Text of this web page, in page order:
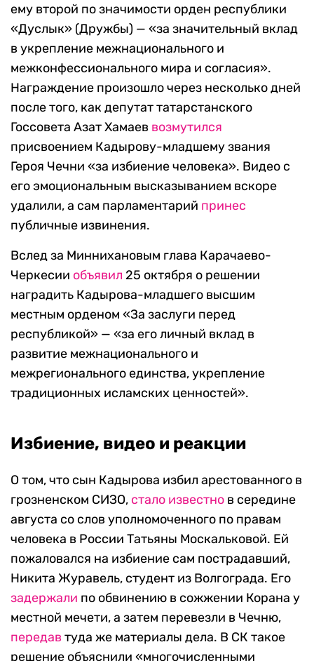
ему второй по значимости орден республики
«Дуслык» (Дружбы) — «за значительный вклад
в укрепление межнационального и
межконфессионального мира и согласия».
Награждение произошло через несколько дней
после того, как депутат татарстанского
Госсовета Азат Хамаев возмутился
присвоением Кадырову-младшему звания
Героя Чечни «за избиение человека». Видео с
его эмоциональным высказыванием вскоре
удалили, а сам парламентарий принес
публичные извинения.
Вслед за Миннихановым глава Карачаево-
Черкесии объявил 25 октября о решении
наградить Кадырова-младшего высшим
местным орденом «За заслуги перед
республикой» — «за его личный вклад в
развитие межнационального и
межрегионального единства, укрепление
традиционных исламских ценностей».
Избиение, видео и реакции
О том, что сын Кадырова избил арестованного в
грозненском СИЗО, стало известно в середине
августа со слов уполномоченного по правам
человека в России Татьяны Москальковой. Ей
пожаловался на избиение сам пострадавший,
Никита Журавель, студент из Волгограда. Его
задержали по обвинению в сожжении Корана у
местной мечети, а затем перевезли в Чечню,
передав туда же материалы дела. В СК такое
решение объяснили «многочисленными